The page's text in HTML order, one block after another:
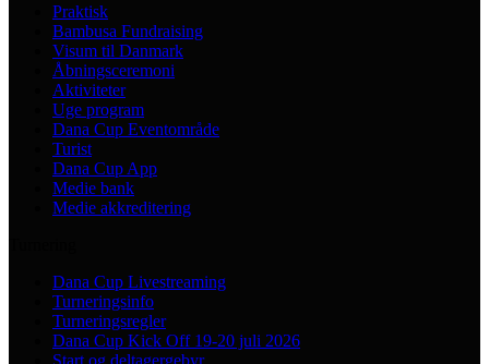
Praktisk
Bambusa Fundraising
Visum til Danmark
Åbningsceremoni
Aktiviteter
Uge program
Dana Cup Eventområde
Turist
Dana Cup App
Medie bank
Medie akkreditering
Dana Cup Livestreaming
Turneringsinfo
Turneringsregler
Dana Cup Kick Off 19-20 juli 2026
Start og deltagergebyr